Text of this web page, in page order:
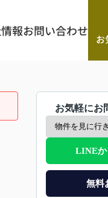
報お問い合わせ
お
お気軽にお
LINEか
無料